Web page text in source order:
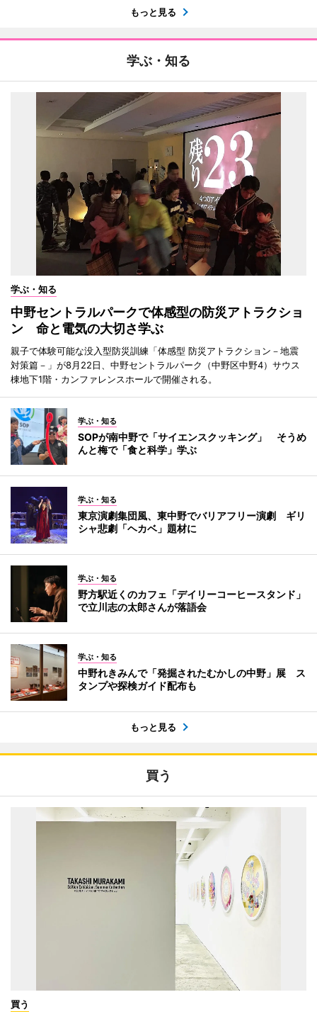
もっと見る
学ぶ・知る
学ぶ・知る
中野セントラルパークで体感型の防災アトラクショ
ン 命と電気の大切さ学ぶ
親子で体験可能な没入型防災訓練「体感型 防災アトラクション－地震
対策篇－」が8月22日、中野セントラルパーク（中野区中野4）サウス
棟地下1階・カンファレンスホールで開催される。
学ぶ・知る
SOPが南中野で「サイエンスクッキング」 そうめ
んと梅で「食と科学」学ぶ
学ぶ・知る
東京演劇集団風、東中野でバリアフリー演劇 ギリ
シャ悲劇「ヘカベ」題材に
学ぶ・知る
野方駅近くのカフェ「デイリーコーヒースタンド」
で立川志の太郎さんが落語会
学ぶ・知る
中野れきみんで「発掘されたむかしの中野」展 ス
タンプや探検ガイド配布も
もっと見る
買う
買う